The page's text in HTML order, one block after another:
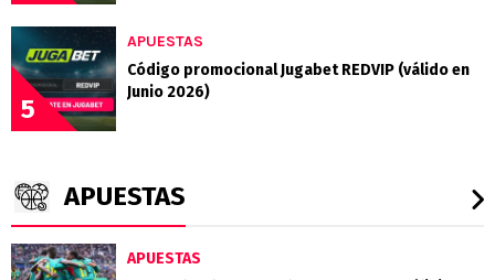
5
APUESTAS
Código promocional Jugabet REDVIP (válido en
Junio 2026)
APUESTAS
APUESTAS